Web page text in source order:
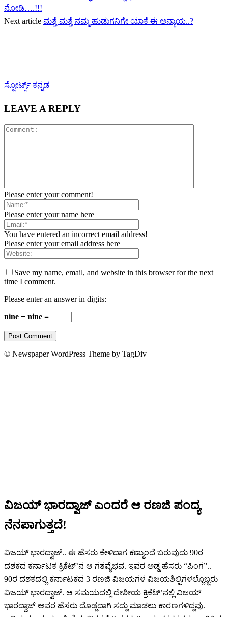
ನೋಡಿ….!!!
Next article ಮತ್ತೆ ಮತ್ತೆ ನಮ್ಮ ಹುಡುಗನಿಗೇ ಯಾಕೆ ಈ ಅನ್ಯಾಯ..?
ಸ್ಪೋರ್ಟ್ಸ್ ಕನ್ನಡ
LEAVE A REPLY
Please enter your comment!
Please enter your name here
You have entered an incorrect email address!
Please enter your email address here
Save my name, email, and website in this browser for the next
time I comment.
Please enter an answer in digits:
nine − nine =
© Newspaper WordPress Theme by TagDiv
ವಿಜಯ್ ಭಾರದ್ವಾಜ್ ಎಂದರೆ ಆ ರಣಜಿ ಪಂದ್ಯ
ನೆನಪಾಗುತ್ತದೆ!
ವಿಜಯ್ ಭಾರದ್ವಾಜ್.. ಈ ಹೆಸರು ಕೇಳಿದಾಗ ಕಣ್ಮುಂದೆ ಬರುವುದು 90ರ
ದಶಕದ ಕರ್ನಾಟಕ ಕ್ರಿಕೆಟ್’ನ ಆ ಗತವೈಭವ. ಇವರ ಅಡ್ಡ ಹೆಸರು “ಪಿಂಗ”..
90ರ ದಶಕದಲ್ಲಿ ಕರ್ನಾಟಕದ 3 ರಣಜಿ ವಿಜಯಗಳ ವಿಜಯಶಿಲ್ಪಿಗಳಲ್ಲೊಬ್ಬರು
ವಿಜಯ್ ಭಾರದ್ವಾಜ್. ಆ ಸಮಯದಲ್ಲಿ ದೇಶೀಯ ಕ್ರಿಕೆಟ್’ನಲ್ಲಿ ವಿಜಯ್
ಭಾರದ್ವಾಜ್ ಅವರ ಹೆಸರು ದೊಡ್ಡದಾಗಿ ಸದ್ದು ಮಾಡಲು ಕಾರಣಗಳಿದ್ದವು.